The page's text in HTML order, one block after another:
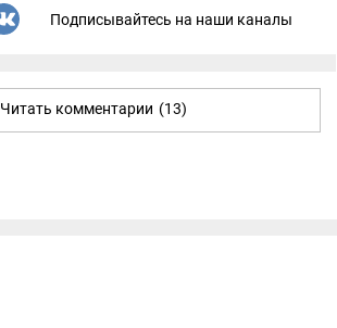
Подписывайтесь на наши каналы
Читать комментарии (13)